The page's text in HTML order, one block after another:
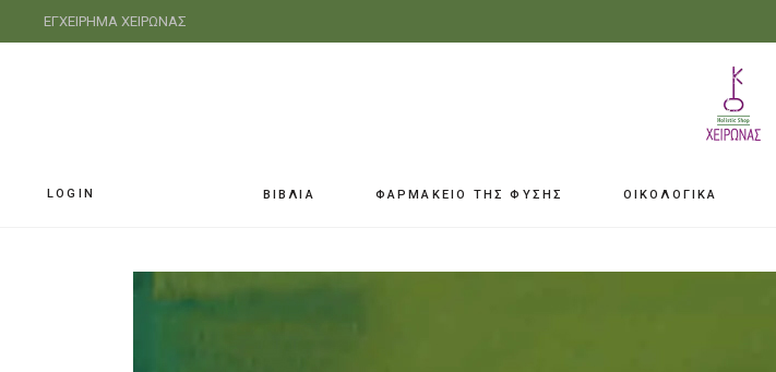
ΕΓΧΕΙΡΗΜΑ ΧΕΙΡΩΝΑΣ
LOGIN ΒΙΒΛΙΑ ΦΑΡΜΑΚΕΙΟ ΤΗΣ ΦΥΣΗΣ ΟΙΚΟΛΟΓΙΚΑ